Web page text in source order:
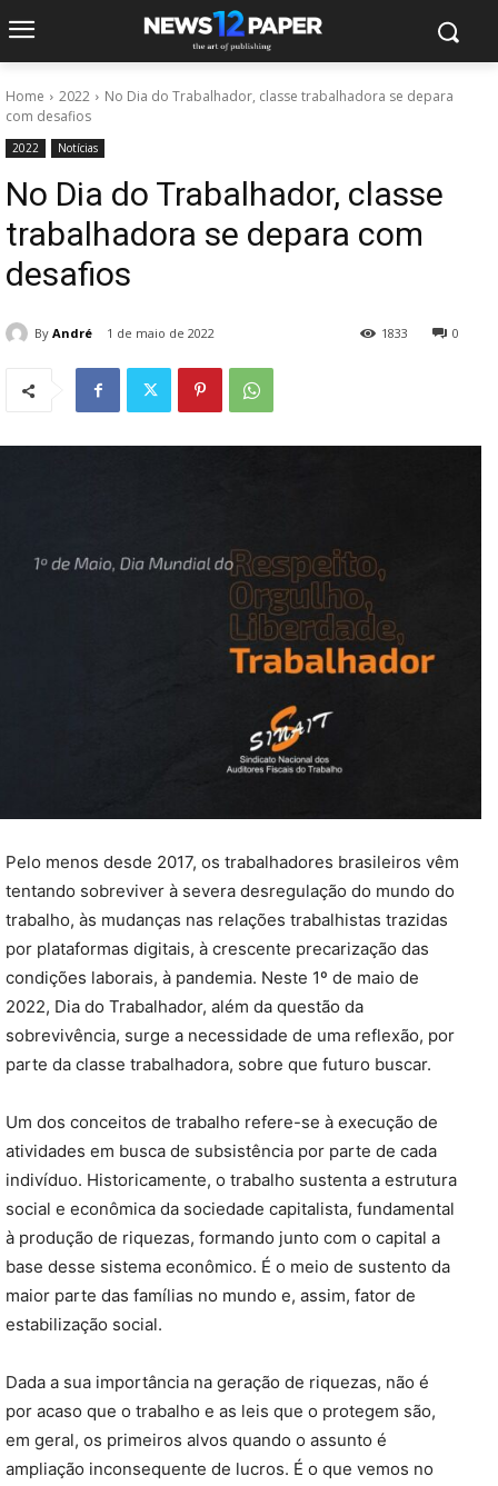
Home 2022
No Dia do Trabalhador, classe trabalhadora se depara
com desafios
2022 Notícias
No Dia do Trabalhador, classe
trabalhadora se depara com
desafios
By André 1 de maio de 2022 0
1833
Pelo menos desde 2017, os trabalhadores brasileiros vêm
tentando sobreviver à severa desregulação do mundo do
trabalho, às mudanças nas relações trabalhistas trazidas
por plataformas digitais, à crescente precarização das
condições laborais, à pandemia. Neste 1º de maio de
2022, Dia do Trabalhador, além da questão da
sobrevivência, surge a necessidade de uma reflexão, por
parte da classe trabalhadora, sobre que futuro buscar.
Um dos conceitos de trabalho refere-se à execução de
atividades em busca de subsistência por parte de cada
indivíduo. Historicamente, o trabalho sustenta a estrutura
social e econômica da sociedade capitalista, fundamental
à produção de riquezas, formando junto com o capital a
base desse sistema econômico. É o meio de sustento da
maior parte das famílias no mundo e, assim, fator de
estabilização social.
Dada a sua importância na geração de riquezas, não é
por acaso que o trabalho e as leis que o protegem são,
em geral, os primeiros alvos quando o assunto é
ampliação inconsequente de lucros. É o que vemos no